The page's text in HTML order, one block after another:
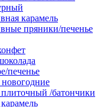
карамель
пряники/печенье
печенье
/батончики